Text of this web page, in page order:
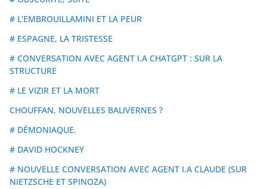
# L’EMBROUILLAMINI ET LA PEUR
# ESPAGNE, LA TRISTESSE
# CONVERSATION AVEC AGENT I.A CHATGPT : SUR LA
STRUCTURE
# LE VIZIR ET LA MORT
CHOUFFAN, NOUVELLES BALIVERNES ?
# DÉMONIAQUE.
# DAVID HOCKNEY
# NOUVELLE CONVERSATION AVEC AGENT I.A CLAUDE (SUR
NIETZSCHE ET SPINOZA)